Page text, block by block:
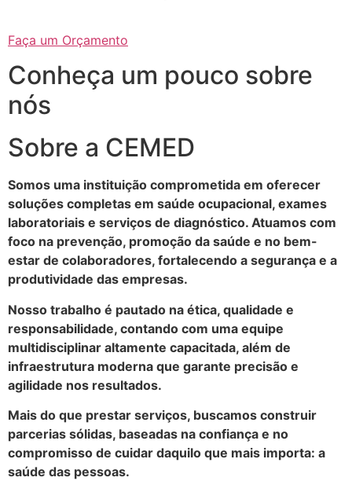
Faça um Orçamento
Conheça um pouco sobre
nós
Sobre a CEMED
Somos uma instituição comprometida em oferecer
soluções completas em saúde ocupacional, exames
laboratoriais e serviços de diagnóstico. Atuamos com
foco na prevenção, promoção da saúde e no bem-
estar de colaboradores, fortalecendo a segurança e a
produtividade das empresas.
Nosso trabalho é pautado na ética, qualidade e
responsabilidade, contando com uma equipe
multidisciplinar altamente capacitada, além de
infraestrutura moderna que garante precisão e
agilidade nos resultados.
Mais do que prestar serviços, buscamos construir
parcerias sólidas, baseadas na confiança e no
compromisso de cuidar daquilo que mais importa: a
saúde das pessoas.